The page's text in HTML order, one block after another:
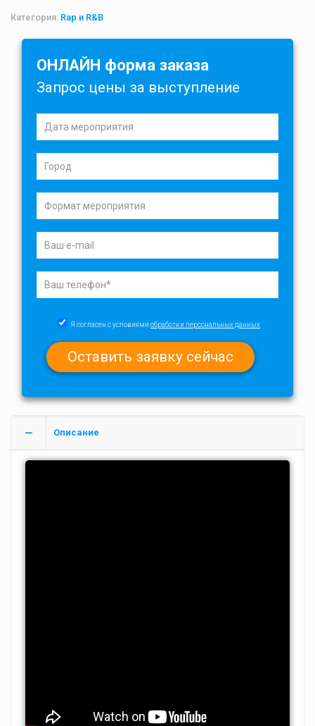
Категория: Rap и R&B
ОНЛАЙН форма заказа
Запрос цены за выступление
Я согласен с условиями обработки персональных данных
Описание